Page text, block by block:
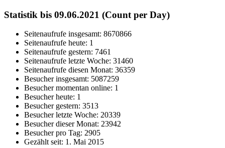
Statistik bis 09.06.2021 (Count per Day)
Seitenaufrufe insgesamt: 8670866
Seitenaufrufe heute: 1
Seitenaufrufe gestern: 7461
Seitenaufrufe letzte Woche: 31460
Seitenaufrufe diesen Monat: 36359
Besucher insgesamt: 5087259
Besucher momentan online: 1
Besucher heute: 1
Besucher gestern: 3513
Besucher letzte Woche: 20339
Besucher dieser Monat: 23942
Besucher pro Tag: 2905
Gezählt seit: 1. Mai 2015